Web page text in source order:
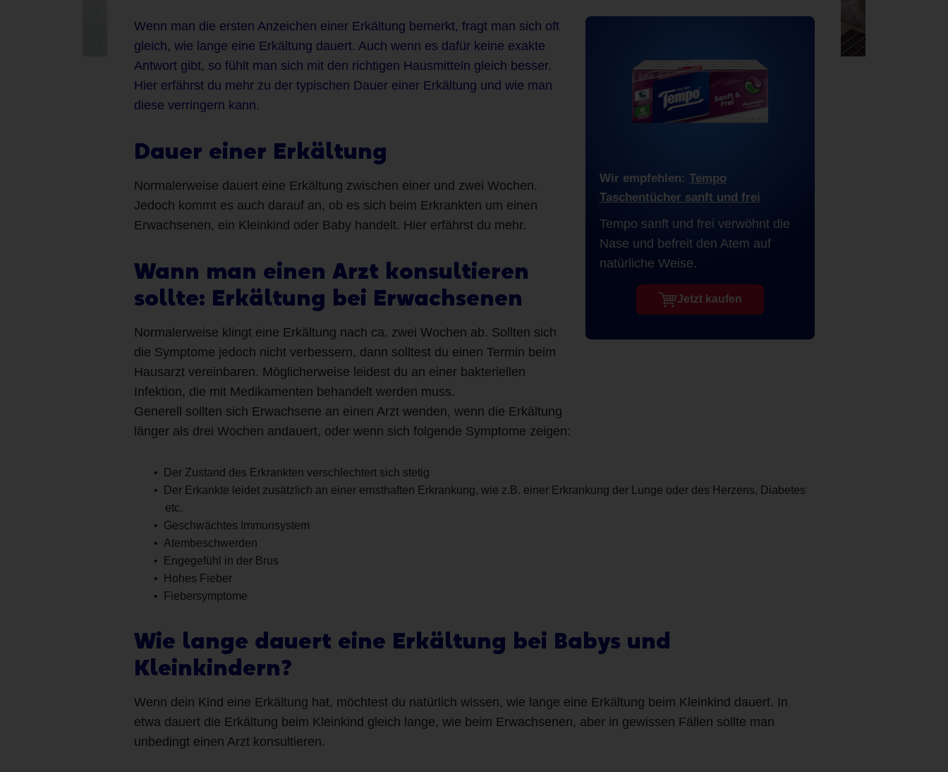
Wir empfehlen: Tempo
Taschentücher sanft und frei
Tempo sanft und frei verwöhnt die
Nase und befreit den Atem auf
natürliche Weise.
Jetzt kaufen
Wenn man die ersten Anzeichen einer Erkältung bemerkt, fragt man sich oft
gleich, wie lange eine Erkältung dauert. Auch wenn es dafür keine exakte
Antwort gibt, so fühlt man sich mit den richtigen Hausmitteln gleich besser.
Hier erfährst du mehr zu der typischen Dauer einer Erkältung und wie man
diese verringern kann.
Dauer einer Erkältung
Normalerweise dauert eine Erkältung zwischen einer und zwei Wochen.
Jedoch kommt es auch darauf an, ob es sich beim Erkrankten um einen
Erwachsenen, ein Kleinkind oder Baby handelt. Hier erfährst du mehr.
Wann man einen Arzt konsultieren
sollte: Erkältung bei Erwachsenen
Normalerweise klingt eine Erkältung nach ca. zwei Wochen ab. Sollten sich
die Symptome jedoch nicht verbessern, dann solltest du einen Termin beim
Hausarzt vereinbaren. Möglicherweise leidest du an einer bakteriellen
Infektion, die mit Medikamenten behandelt werden muss.
Generell sollten sich Erwachsene an einen Arzt wenden, wenn die Erkältung
länger als drei Wochen andauert, oder wenn sich folgende Symptome zeigen:
Der Zustand des Erkrankten verschlechtert sich stetig
Der Erkankte leidet zusätzlich an einer ernsthaften Erkrankung, wie z.B. einer Erkrankung der Lunge oder des Herzens, Diabetes
etc.
Geschwächtes Immunsystem
Atembeschwerden
Engegefühl in der Brus
Hohes Fieber
Fiebersymptome
Wie lange dauert eine Erkältung bei Babys und
Kleinkindern?
Wenn dein Kind eine Erkältung hat, möchtest du natürlich wissen, wie lange eine Erkältung beim Kleinkind dauert. In
etwa dauert die Erkältung beim Kleinkind gleich lange, wie beim Erwachsenen, aber in gewissen Fällen sollte man
unbedingt einen Arzt konsultieren.